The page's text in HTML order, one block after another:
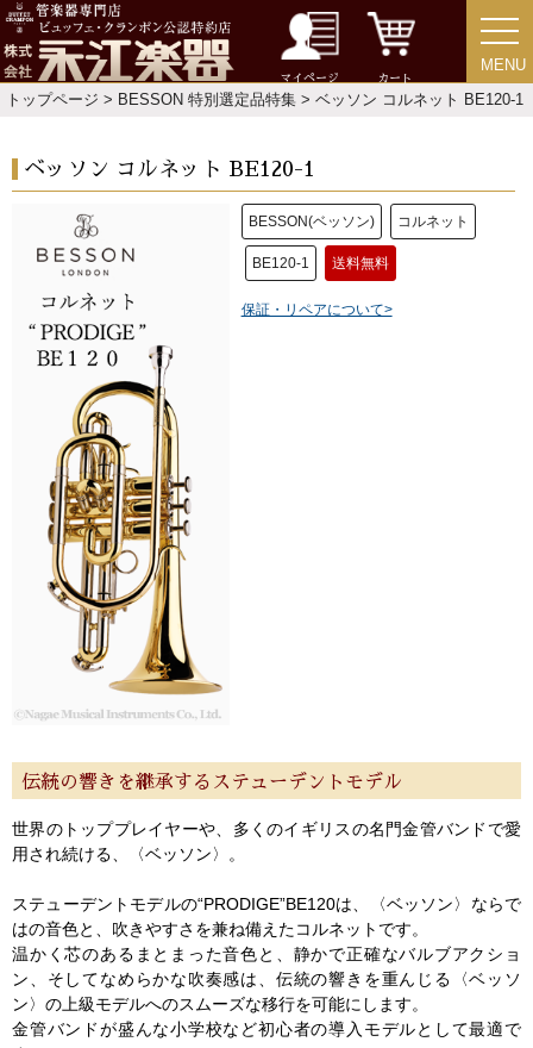
マイページ カート
MENU
MENU
トップページ > BESSON 特別選定品特集 > ベッソン コルネット BE120-1
ベッソン コルネット BE120-1
BESSON(ベッソン) コルネット
BE120-1 送料無料
保証・リペアについて>
伝統の響きを継承するステューデントモデル
世界のトッププレイヤーや、多くのイギリスの名門金管バンドで愛
用され続ける、〈ベッソン〉。
ステューデントモデルの“PRODIGE”BE120は、〈ベッソン〉ならで
はの音色と、吹きやすさを兼ね備えたコルネットです。
温かく芯のあるまとまった音色と、静かで正確なバルブアクショ
ン、そしてなめらかな吹奏感は、伝統の響きを重んじる〈ベッソ
ン〉の上級モデルへのスムーズな移行を可能にします。
金管バンドが盛んな小学校など初心者の導入モデルとして最適で